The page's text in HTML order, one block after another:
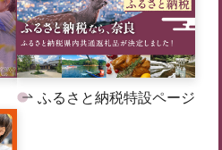
ふるさと納税特設ページ